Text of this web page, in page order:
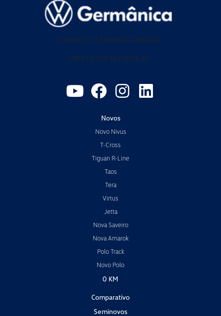
COMERCIAL GERMANICA LIMITADA
CNPJ: 02.952.561/0035-65
Novos
Novo Nivus
T-Cross
Tiguan R-Line
Taos
Tera
Virtus
Jetta
Nova Saveiro
Nova Amarok
Polo Track
Novo Polo
0 KM
Comparativo
Seminovos